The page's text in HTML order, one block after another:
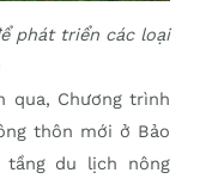
phát triển các loại
qua, Chương trình
thôn mới ở Bảo
du lịch nông